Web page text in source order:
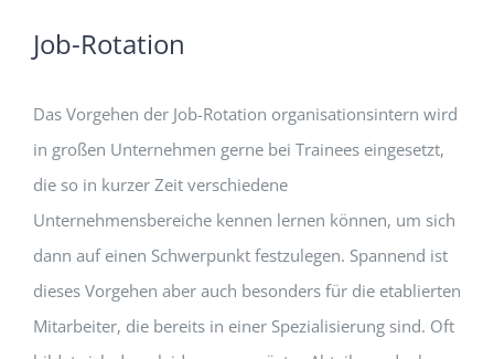
Job-Rotation
Das Vorgehen der Job-Rotation organisationsintern wird
in großen Unternehmen gerne bei Trainees eingesetzt,
die so in kurzer Zeit verschiedene
Unternehmensbereiche kennen lernen können, um sich
dann auf einen Schwerpunkt festzulegen. Spannend ist
dieses Vorgehen aber auch besonders für die etablierten
Mitarbeiter, die bereits in einer Spezialisierung sind. Oft